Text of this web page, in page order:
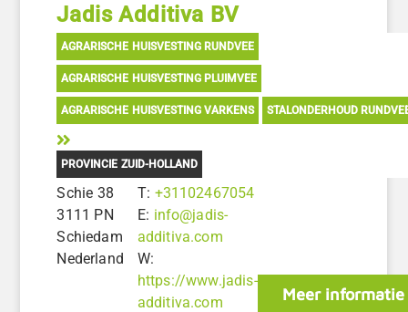
Jadis Additiva BV
AGRARISCHE HUISVESTING RUNDVEE
AGRARISCHE HUISVESTING PLUIMVEE
AGRARISCHE HUISVESTING VARKENS STALONDERHOUD
PROVINCIE ZUID-HOLLAND
Schie 38
3111 PN
Schiedam
Nederland
T: +31102467054
E: info@jadis-
additiva.com
W:
https://www.jadis-
additiva.com
Meer informatie